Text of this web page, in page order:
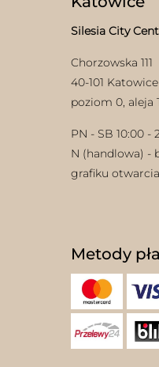
Silesia City
Chorzowska 111
40-101 Katowice
poziom 0, aleja
PN - SB 10:00 -
N (handlowa) -
grafiku
Metody